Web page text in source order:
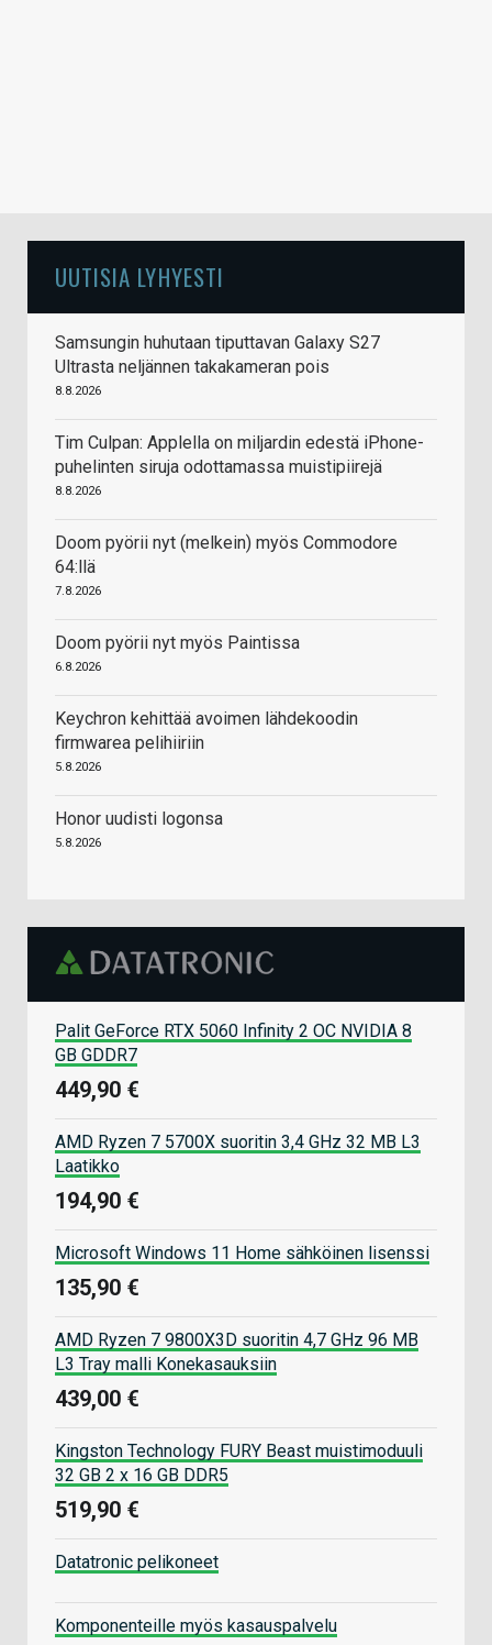
UUTISIA LYHYESTI
Samsungin huhutaan tiputtavan Galaxy S27
Ultrasta neljännen takakameran pois
8.8.2026
Tim Culpan: Applella on miljardin edestä iPhone-
puhelinten siruja odottamassa muistipiirejä
8.8.2026
Doom pyörii nyt (melkein) myös Commodore
64:llä
7.8.2026
Doom pyörii nyt myös Paintissa
6.8.2026
Keychron kehittää avoimen lähdekoodin
firmwarea pelihiiriin
5.8.2026
Honor uudisti logonsa
5.8.2026
Palit GeForce RTX 5060 Infinity 2 OC NVIDIA 8
GB GDDR7
449,90 €
AMD Ryzen 7 5700X suoritin 3,4 GHz 32 MB L3
Laatikko
194,90 €
Microsoft Windows 11 Home sähköinen lisenssi
135,90 €
AMD Ryzen 7 9800X3D suoritin 4,7 GHz 96 MB
L3 Tray malli Konekasauksiin
439,00 €
Kingston Technology FURY Beast muistimoduuli
32 GB 2 x 16 GB DDR5
519,90 €
Datatronic pelikoneet
Komponenteille myös kasauspalvelu